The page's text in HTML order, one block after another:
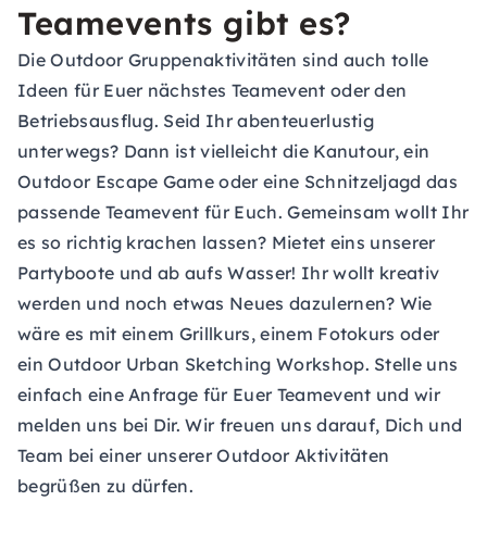
Teamevents gibt es?
Die Outdoor Gruppenaktivitäten sind auch tolle
Ideen für Euer nächstes Teamevent oder den
Betriebsausflug. Seid Ihr abenteuerlustig
unterwegs? Dann ist vielleicht die Kanutour, ein
Outdoor Escape Game oder eine Schnitzeljagd das
passende Teamevent für Euch. Gemeinsam wollt Ihr
es so richtig krachen lassen? Mietet eins unserer
Partyboote und ab aufs Wasser! Ihr wollt kreativ
werden und noch etwas Neues dazulernen? Wie
wäre es mit einem Grillkurs, einem Fotokurs oder
ein Outdoor Urban Sketching Workshop. Stelle uns
einfach eineAnfrage für Euer Teamevent und wir
melden uns bei Dir. Wir freuen uns darauf, Dich und
Team bei einer unserer Outdoor Aktivitäten
begrüßen zu dürfen.